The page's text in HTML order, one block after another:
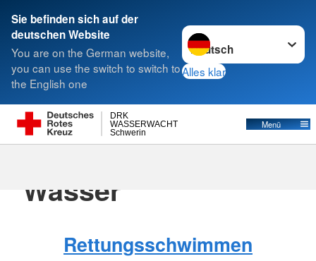
Sie befinden sich auf der
deutschen Website
You are on the German website,
you can use the switch to switch to
the English one
Sprache wechseln zu
Alles klar
Schwerin
WASSERWACHT
DRK
Menü
Suche
Wasser
Rettungsschwimmen